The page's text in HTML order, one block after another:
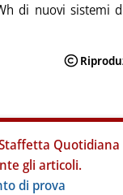
di nuovi sistemi
Quotidiana
gli articoli.
di prova